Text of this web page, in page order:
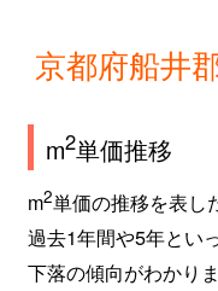
京都府船井
m2単価推移
m2単価の推移を表し
過去1年間や5年とい
下落の傾向がわかりま